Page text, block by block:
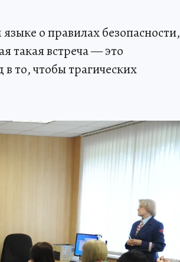
о правилах безопасности,
такая встреча — это
то, чтобы трагических